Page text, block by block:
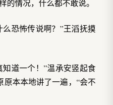
的情况，什么都不敢说。
恐怖传说啊？”王滔抚摸
道一个！”温承安竖起食
本本地讲了一遍，“会不